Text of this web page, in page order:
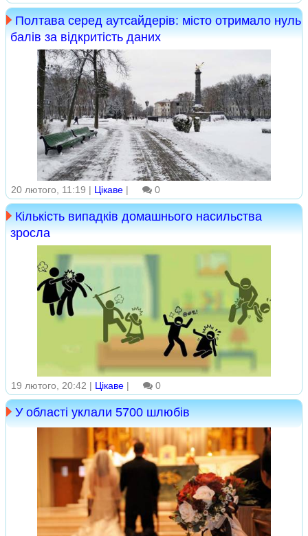
Полтава серед аутсайдерів: місто отримало нуль
балів за відкритість даних
20 лютого, 11:19 | Цікаве | 0
Кількість випадків домашнього насильства
зросла
19 лютого, 20:42 | Цікаве | 0
У області уклали 5700 шлюбів